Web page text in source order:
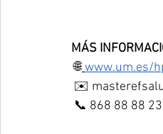
MÁS
🌐www.um.es/
✉️
📞 868 88 88 23